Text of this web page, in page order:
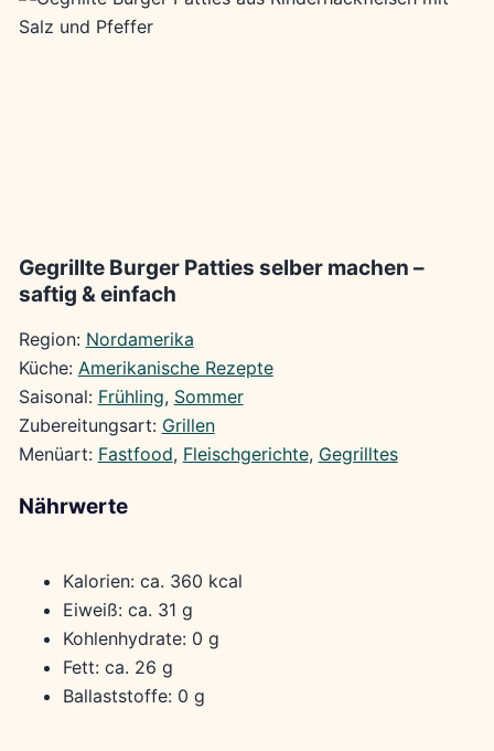
Gegrillte Burger Patties selber machen –
saftig & einfach
Region: Nordamerika
Küche: Amerikanische Rezepte
Saisonal: Frühling, Sommer
Zubereitungsart: Grillen
Menüart: Fastfood, Fleischgerichte, Gegrilltes
Nährwerte
Kalorien: ca. 360 kcal
Eiweiß: ca. 31 g
Kohlenhydrate: 0 g
Fett: ca. 26 g
Ballaststoffe: 0 g